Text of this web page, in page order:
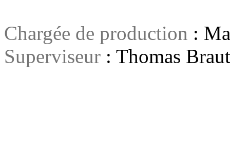
Chargée de production :
Superviseur : Thomas